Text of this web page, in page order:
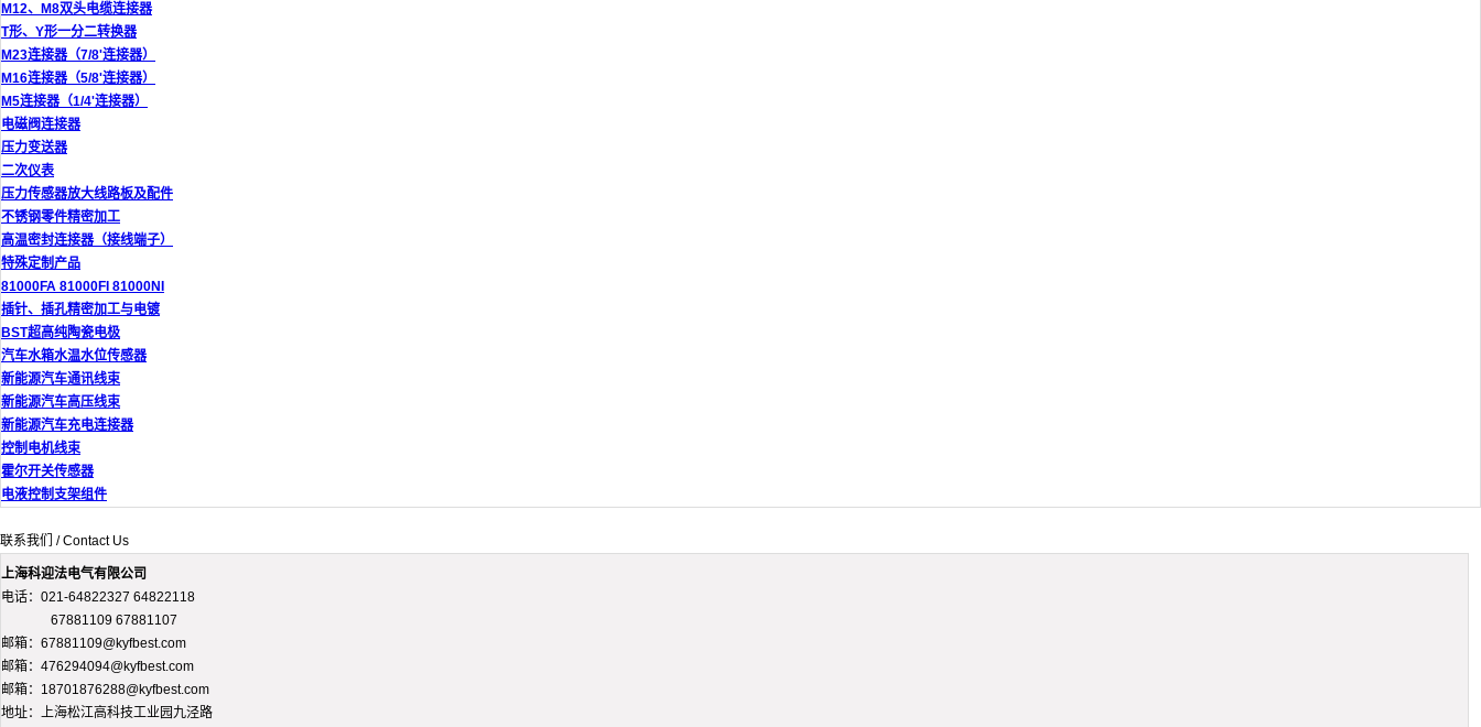
M12、M8双头电缆连接器
T形、Y形一分二转换器
M23连接器（7/8'连接器）
M16连接器（5/8'连接器）
M5连接器（1/4'连接器）
电磁阀连接器
压力变送器
二次仪表
压力传感器放大线路板及配件
不锈钢零件精密加工
高温密封连接器（接线端子）
特殊定制产品
81000FA 81000FI 81000NI
插针、插孔精密加工与电镀
BST超高纯陶瓷电极
汽车水箱水温水位传感器
新能源汽车通讯线束
新能源汽车高压线束
新能源汽车充电连接器
控制电机线束
霍尔开关传感器
电液控制支架组件
联系我们 / Contact Us
上海科迎法电气有限公司
电话：021-64822327 64822118
67881109 67881107
邮箱：67881109@kyfbest.com
邮箱：476294094@kyfbest.com
邮箱：18701876288@kyfbest.com
地址：上海松江高科技工业园九泾路